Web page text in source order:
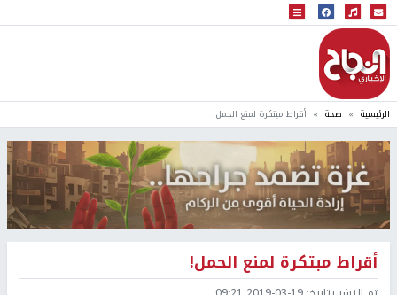
البث المباشر
إذاعة النجاح
الرئيسية صحة أقراط مبتكرة لمنع الحمل!
أقراط مبتكرة لمنع الحمل!